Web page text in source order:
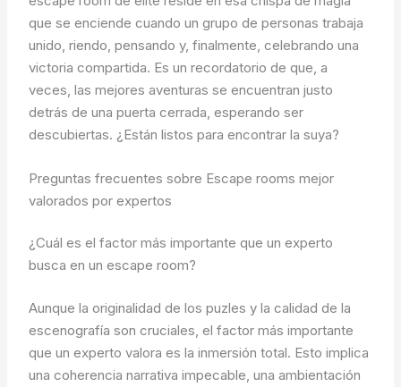
que se enciende cuando un grupo de personas trabaja
unido, riendo, pensando y, finalmente, celebrando una
victoria compartida. Es un recordatorio de que, a
veces, las mejores aventuras se encuentran justo
detrás de una puerta cerrada, esperando ser
descubiertas. ¿Están listos para encontrar la suya?
Preguntas frecuentes sobre Escape rooms mejor
valorados por expertos
¿Cuál es el factor más importante que un experto
busca en un escape room?
Aunque la originalidad de los puzles y la calidad de la
escenografía son cruciales, el factor más importante
que un experto valora es la inmersión total. Esto implica
una coherencia narrativa impecable, una ambientación